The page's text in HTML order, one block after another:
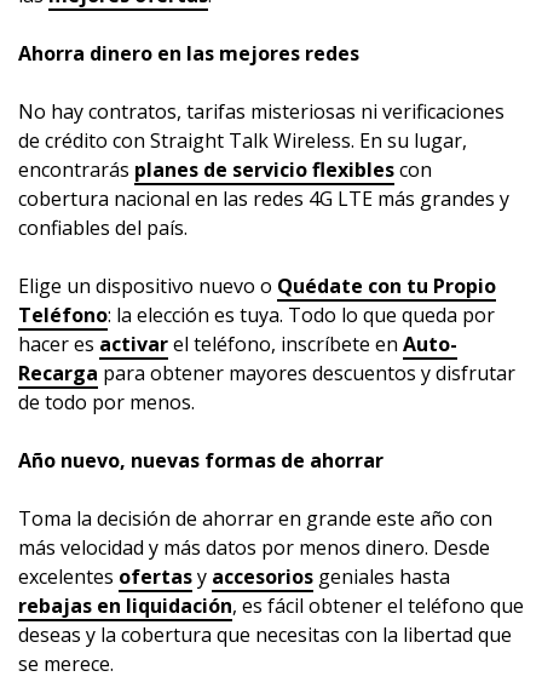
Ahorra dinero en las mejores redes
No hay contratos, tarifas misteriosas ni verificaciones
de crédito con Straight Talk Wireless. En su lugar,
encontrarás planes de servicio flexiblescon
cobertura nacional en las redes 4G LTE más grandes y
confiables del país.
Elige un dispositivo nuevo o Quédate con tu Propio
Teléfono: la elección es tuya. Todo lo que queda por
hacer es activarel teléfono, inscríbete en Auto-
Recarga para obtener mayores descuentos y disfrutar
de todo por menos.
Año nuevo, nuevas formas de ahorrar
Toma la decisión de ahorrar en grande este año con
más velocidad y más datos por menos dinero. Desde
excelentes ofertasy accesorios geniales hasta
rebajas en liquidación, es fácil obtener el teléfono que
deseas y la cobertura que necesitas con la libertad que
se merece.